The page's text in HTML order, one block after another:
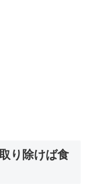
り除けば食